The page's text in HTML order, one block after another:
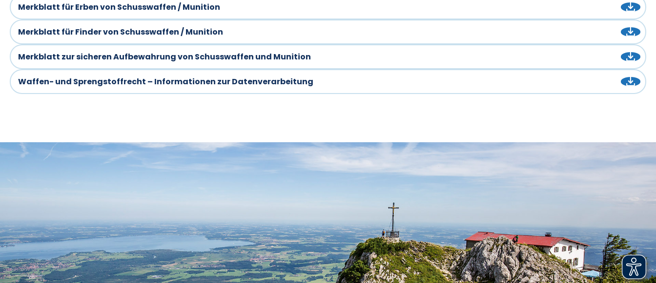
Merkblatt für Erben von Schusswaffen / Munition
Merkblatt für Finder von Schusswaffen / Munition
Merkblatt zur sicheren Aufbewahrung von Schusswaffen und Munition
Waffen- und Sprengstoffrecht – Informationen zur Datenverarbeitung